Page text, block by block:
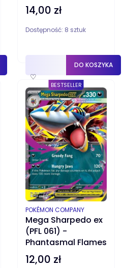
Cena
14,00 zł
Dostępność: 8 sztuk
♡
DO KOSZYKA
BESTSELLER
Mega Sharpedo ex
(PFL 061) -
Phantasmal Flames
PRODUCENT
POKÉMON COMPANY
Cena
12,00 zł